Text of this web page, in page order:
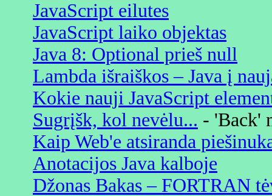
JavaScript eilutes
JavaScript laiko objektas
Java 8: Optional prieš null
Lambda išraiškos – Java į
Kokie nauji JavaScript
Sugrįšk, kol nevėlu... - 'Back'
Kaip Web'e atsiranda
Anotacijos Java kalboje
Džonas Bakas – FORTRAN